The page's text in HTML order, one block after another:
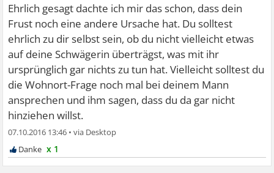
Ehrlich gesagt dachte ich mir das schon, dass dein
Frust noch eine andere Ursache hat. Du solltest
ehrlich zu dir selbst sein, ob du nicht vielleicht etwas
auf deine Schwägerin überträgst, was mit ihr
ursprünglich gar nichts zu tun hat. Vielleicht solltest du
die Wohnort-Frage noch mal bei deinem Mann
ansprechen und ihm sagen, dass du da gar nicht
hinziehen willst.
07.10.2016 13:46 •
x 1